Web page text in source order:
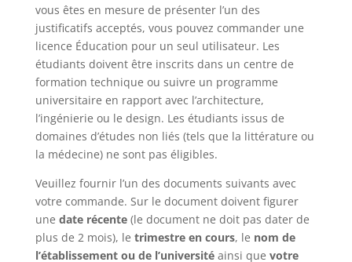
vous êtes en mesure de présenter l’un des
justificatifs acceptés, vous pouvez commander une
licence Éducation pour un seul utilisateur. Les
étudiants doivent être inscrits dans un centre de
formation technique ou suivre un programme
universitaire en rapport avec l’architecture,
l’ingénierie ou le design. Les étudiants issus de
domaines d’études non liés (tels que la littérature ou
la médecine) ne sont pas éligibles.
Veuillez fournir l’un des documents suivants avec
votre commande. Sur le document doivent figurer
une date récente(le document ne doit pas dater de
plus de 2 mois), le trimestre en cours, le nom de
l’établissement ou de l’universitéainsi que votre